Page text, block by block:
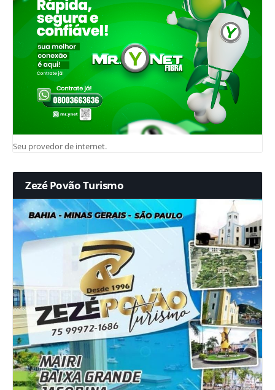
Seu provedor de internet.
Zezé Povão Turismo